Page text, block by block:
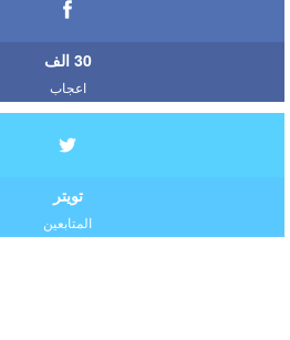
30 الف
اعجاب
تويتر
المتابعين